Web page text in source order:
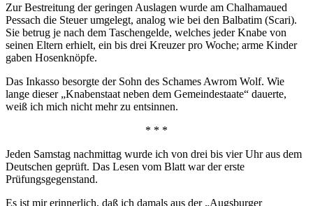
Zur Bestreitung der geringen Auslagen wurde am Chalhamaued
Pessach die Steuer umgelegt, analog wie bei den Balbatim (Scari).
Sie betrug je nach dem Taschengelde, welches jeder Knabe von
seinen Eltern erhielt, ein bis drei Kreuzer pro Woche; arme Kinder
gaben Hosenknöpfe.
Das Inkasso besorgte der Sohn des Schames Awrom Wolf. Wie
lange dieser „Knabenstaat neben dem Gemeindestaate“ dauerte,
weiß ich mich nicht mehr zu entsinnen.
* * *
Jeden Samstag nachmittag wurde ich von drei bis vier Uhr aus dem
Deutschen geprüft. Das Lesen vom Blatt war der erste
Prüfungsgegenstand.
Es ist mir erinnerlich, daß ich damals aus der „Augsburger